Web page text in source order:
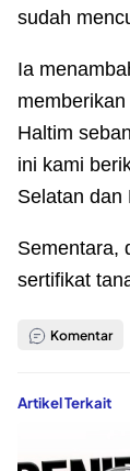
sudah
Ia
Haltim
ini kami
Selatan dan
Sementara,
sertifikat
Komentar
Artikel Terkait